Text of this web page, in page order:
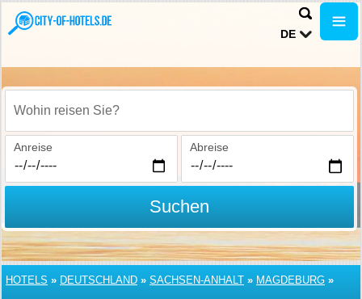
DE
Wohin reisen Sie?
Anreise Abreise
Suchen
HOTELS » DEUTSCHLAND » SACHSEN-ANHALT » MAGDEBURG »